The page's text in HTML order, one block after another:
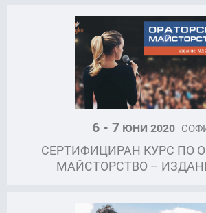
6 - 7ЮНИ 2020
СЕРТИФИЦИРАН КУРС ПО
МАЙСТОРСТВО –